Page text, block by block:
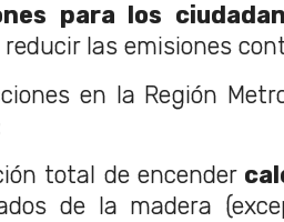
para los
las emisiones
en la Región
total de encender
de la madera